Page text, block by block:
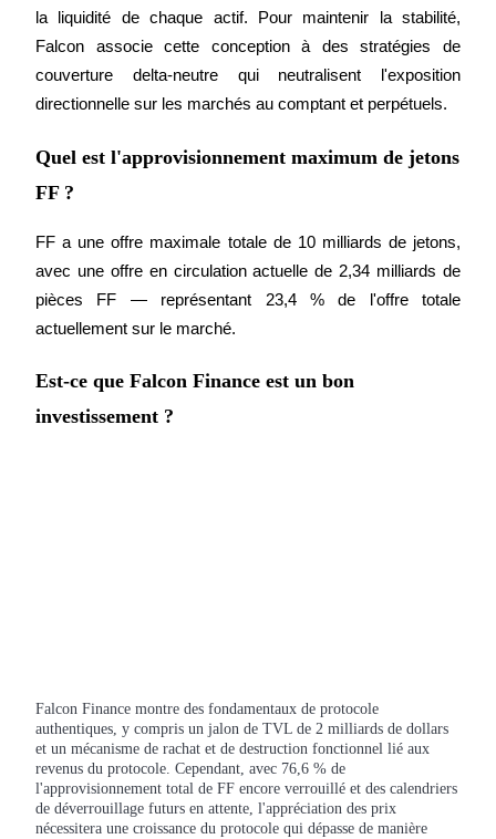
la liquidité de chaque actif. Pour maintenir la stabilité,
Falcon associe cette conception à des stratégies de
couverture delta-neutre qui neutralisent l'exposition
directionnelle sur les marchés au comptant et perpétuels.
Quel est l'approvisionnement maximum de jetons
FF ?
FF a une offre maximale totale de 10 milliards de jetons,
avec une offre en circulation actuelle de 2,34 milliards de
pièces FF — représentant 23,4 % de l'offre totale
actuellement sur le marché.
Est-ce que Falcon Finance est un bon
investissement ?
Falcon Finance montre des fondamentaux de protocole
authentiques, y compris un jalon de TVL de 2 milliards de dollars
et un mécanisme de rachat et de destruction fonctionnel lié aux
revenus du protocole. Cependant, avec 76,6 % de
l'approvisionnement total de FF encore verrouillé et des calendriers
de déverrouillage futurs en attente, l'appréciation des prix
nécessitera une croissance du protocole qui dépasse de manière